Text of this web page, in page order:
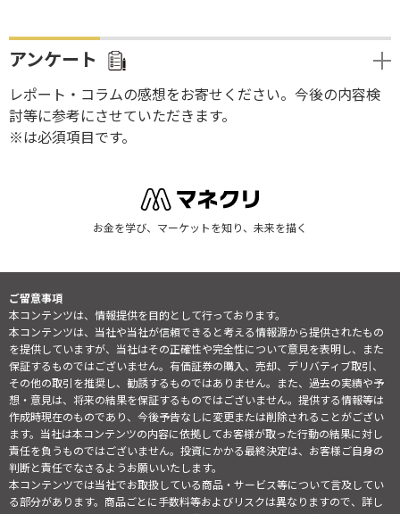
アンケート
レポート・コラムの感想をお寄せください。今後の内容検
討等に参考にさせていただきます。
※は必須項目です。
お金を学び、マーケットを知り、未来を描く
ご留意事項
本コンテンツは、情報提供を目的として行っております。
本コンテンツは、当社や当社が信頼できると考える情報源から提供されたもの
を提供していますが、当社はその正確性や完全性について意見を表明し、また
保証するものではございません。有価証券の購入、売却、デリバティブ取引、
その他の取引を推奨し、勧誘するものではありません。また、過去の実績や予
想・意見は、将来の結果を保証するものではございません。提供する情報等は
作成時現在のものであり、今後予告なしに変更または削除されることがござい
ます。当社は本コンテンツの内容に依拠してお客様が取った行動の結果に対し
責任を負うものではございません。投資にかかる最終決定は、お客様ご自身の
判断と責任でなさるようお願いいたします。
本コンテンツでは当社でお取扱している商品・サービス等について言及してい
る部分があります。商品ごとに手数料等およびリスクは異なりますので、詳し